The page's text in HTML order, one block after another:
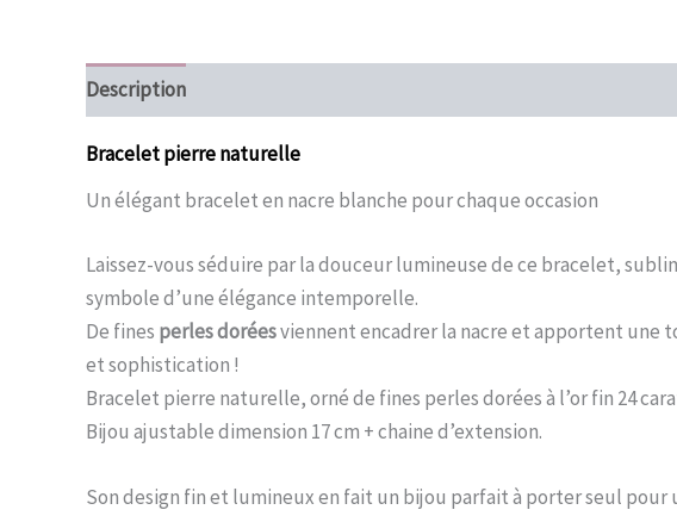
Description
Bracelet pierre naturelle
Un élégant bracelet en nacre blanche pour chaque occasion
Laissez-vous séduire par la douceur lumineuse de ce bracelet,
symbole d’une élégance intemporelle.
De fines perles doréesviennent encadrer la nacre et apportent une
et sophistication !
Bracelet pierre naturelle, orné de fines perles dorées à l’or fin 24
Bijou ajustable dimension 17 cm + chaine d’extension.
Son design fin et lumineux en fait un bijou parfait à porter seul